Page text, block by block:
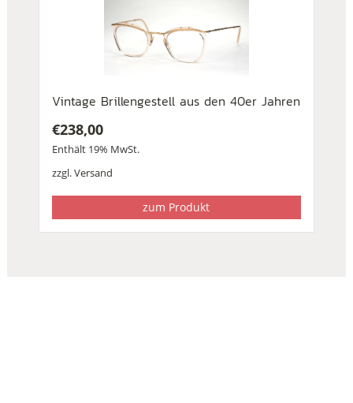
Vintage Brillengestell aus den 40er Jahren
€238,00
Enthält 19% MwSt.
zzgl.Versand
zum Produkt